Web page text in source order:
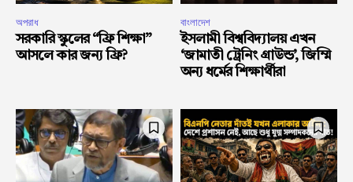
অপরাধ
সরকারি স্কুলের “ফ্রি শিক্ষা”
আসলে কার জন্য ফ্রি?
বাংলাদেশ
ইসলামী বিশ্ববিদ্যালয় এখন
‘জামাতী ট্রেনিং গ্রাউন্ড’, জিম্মি
অন্য ধর্মের শিক্ষার্থীরা